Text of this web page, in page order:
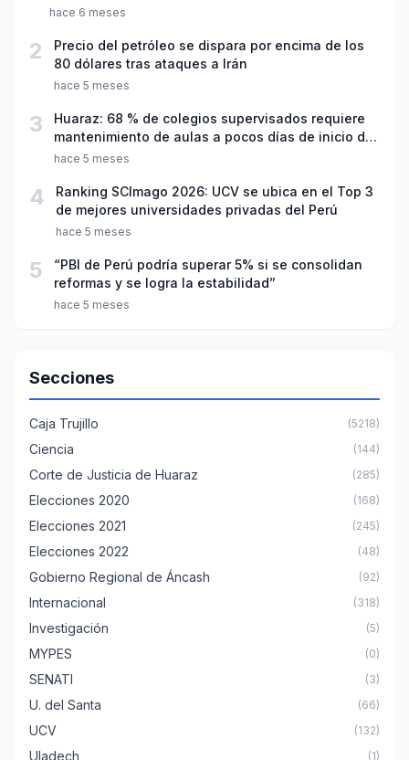
hace 6 meses
2
Precio del petróleo se dispara por encima de los
80 dólares tras ataques a Irán
hace 5 meses
3
Huaraz: 68 % de colegios supervisados requiere
mantenimiento de aulas a pocos días de inicio del
año escolar 2026
hace 5 meses
4
Ranking SCImago 2026: UCV se ubica en el Top 3
de mejores universidades privadas del Perú
hace 5 meses
5
“PBI de Perú podría superar 5% si se consolidan
reformas y se logra la estabilidad”
hace 5 meses
Secciones
Caja Trujillo (5218)
Ciencia (144)
Corte de Justicia de Huaraz (285)
Elecciones 2020 (168)
Elecciones 2021 (245)
Elecciones 2022 (48)
Gobierno Regional de Áncash (92)
Internacional (318)
Investigación (5)
MYPES (0)
SENATI (3)
U. del Santa (66)
UCV (132)
Uladech (1)